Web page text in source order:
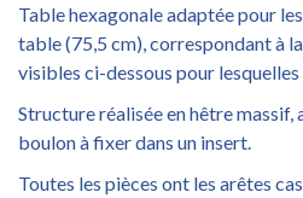
Table hexagonale adaptée pour
table (75,5 cm), correspondant à
visibles ci-dessous pour
Structure réalisée en hêtre massif,
boulon à fixer dans un insert.
Toutes les pièces ont les arêtes